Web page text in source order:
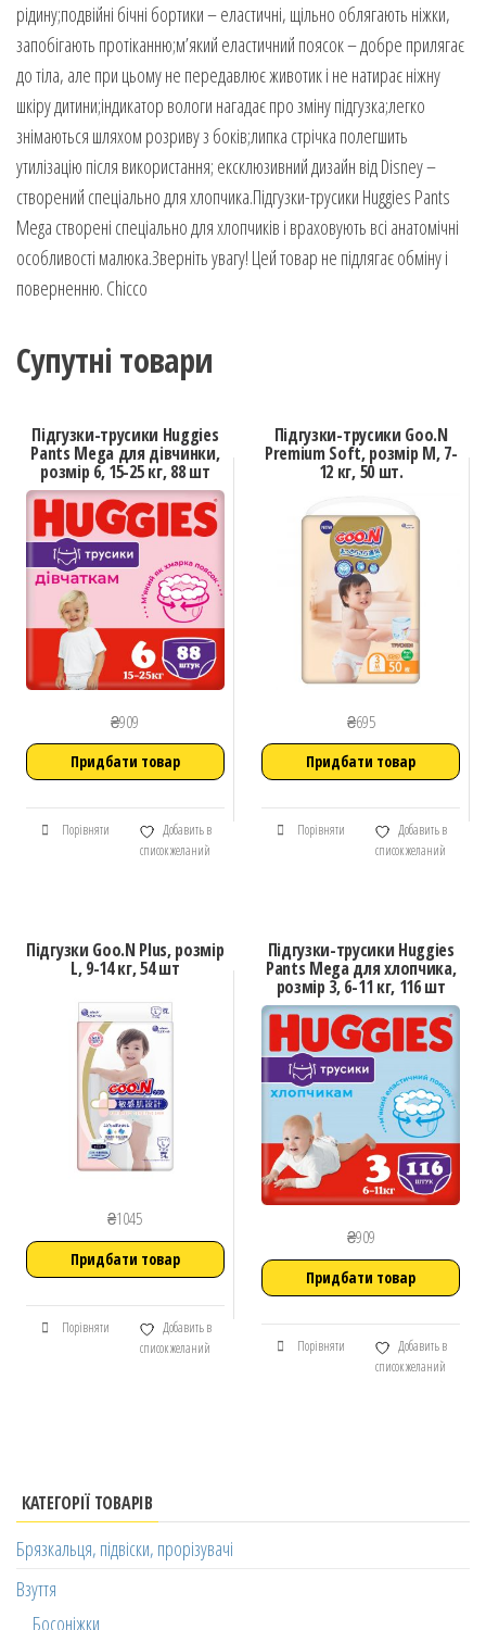
рідину;подвійні бічні бортики – еластичні, щільно облягають ніжки,
запобігають протіканню;м’який еластичний поясок – добре прилягає
до тіла, але при цьому не передавлює животик і не натирає ніжну
шкіру дитини;індикатор вологи нагадає про зміну підгузка;легко
знімаються шляхом розриву з боків;липка стрічка полегшить
утилізацію після використання; ексклюзивний дизайн від Disney –
створений спеціально для хлопчика.Підгузки-трусики Huggies Pants
Mega створені спеціально для хлопчиків і враховують всі анатомічні
особливості малюка.Зверніть увагу! Цей товар не підлягає обміну і
поверненню. Chicco
Супутні товари
Підгузки-трусики Huggies
Pants Mega для дівчинки,
розмір 6, 15-25 кг, 88 шт
₴909
Придбати товар
Порівняти
Добавить в
список желаний
Підгузки-трусики Goo.N
Premium Soft, розмір M, 7-
12 кг, 50 шт.
₴695
Придбати товар
Порівняти
Добавить в
список желаний
Підгузки Goo.N Plus, розмір
L, 9-14 кг, 54 шт
₴1045
Придбати товар
Порівняти
Добавить в
список желаний
Підгузки-трусики Huggies
Pants Mega для хлопчика,
розмір 3, 6-11 кг, 116 шт
₴909
Придбати товар
Порівняти
Добавить в
список желаний
КАТЕГОРІЇ ТОВАРІВ
Брязкальця, підвіски, прорізувачі
Взуття
Босоніжки